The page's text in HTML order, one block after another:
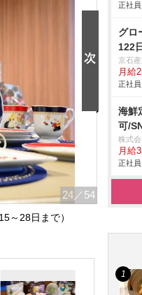
24 ／54
～28日まで）
正社
グロ
122
京石
月給
正社
海鮮
可/
株式
月給
正社